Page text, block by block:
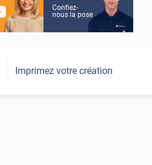
Confiez-
nous la pose
Imprimez votre création